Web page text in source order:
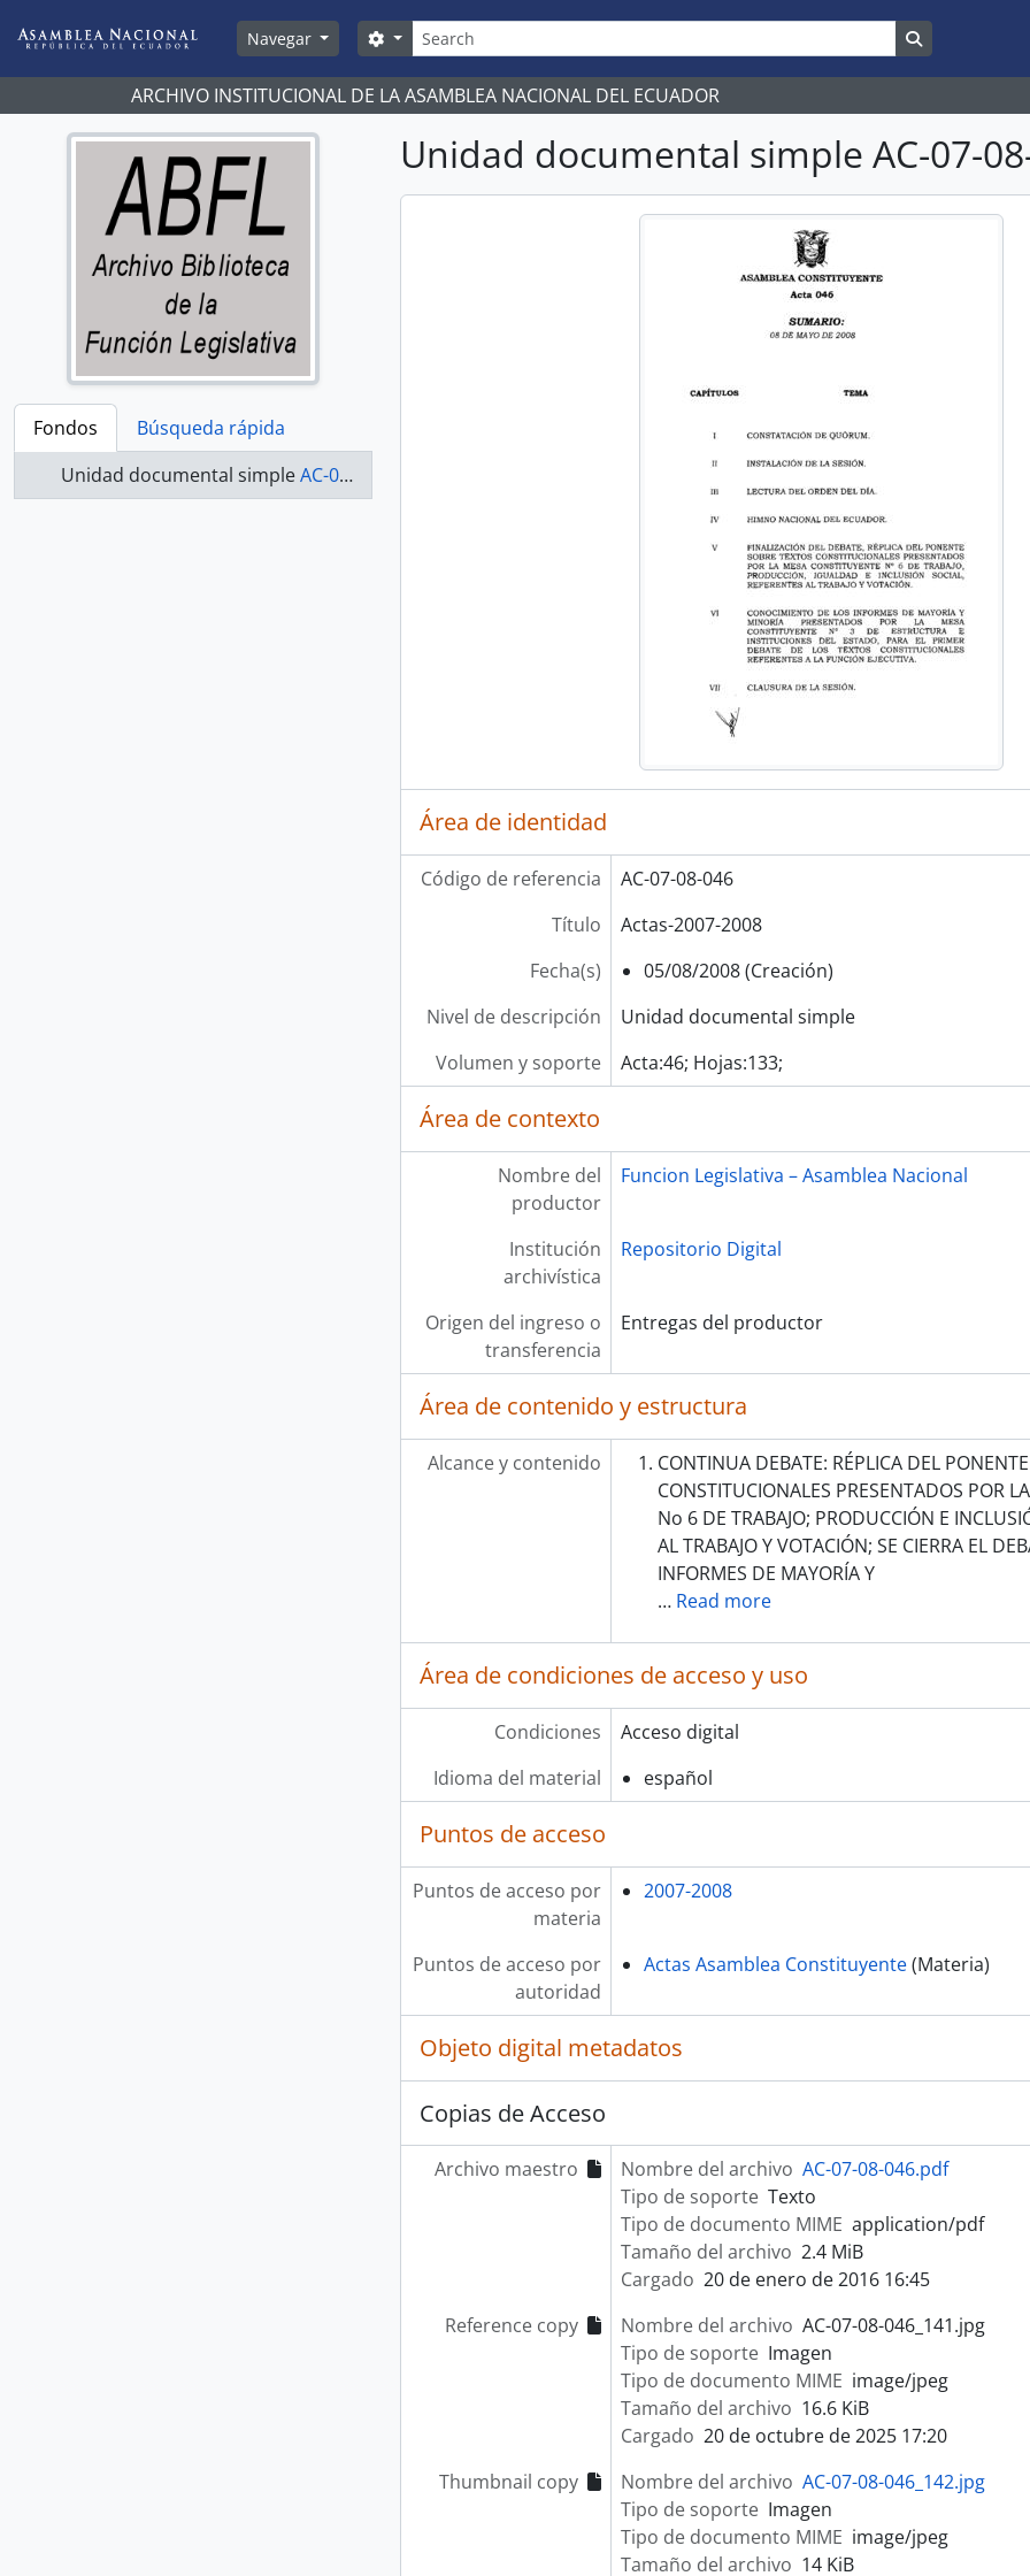
Navegar
Búsqueda
Search options
ARCHIVO INSTITUCIONAL DE LA ASAMBLEA NACIONAL DEL ECUADOR
Fondos
Búsqueda rápida
Unidad documental simpleAC-07-08-046 - Actas-2007-2008
Unidad documental simple AC-07-
Área de identidad
Código de referencia
AC-07-08-046
Título
Actas-2007-2008
Fecha(s)
05/08/2008 (Creación)
Nivel de descripción
Unidad documental simple
Volumen y soporte
Acta:46; Hojas:133;
Área de contexto
Nombre del
productor
Funcion Legislativa – Asamblea Nacional
Institución
archivística
Repositorio Digital
Origen del ingreso o
transferencia
Entregas del productor
Área de contenido y estructura
Alcance y contenido
CONTINUA DEBATE: RÉPLICA DEL
CONSTITUCIONALES PRESENTADOS POR
No 6 DE TRABAJO; PRODUCCIÓN E
AL TRABAJO Y VOTACIÓN; SE CIERRA EL
INFORMES DE MAYORÍA Y
… Read more
Área de condiciones de acceso y uso
Condiciones
Acceso digital
Idioma del material
español
Puntos de acceso
Puntos de acceso por
materia
2007-2008
Puntos de acceso por
autoridad
Actas Asamblea Constituyente(Materia)
Objeto digital metadatos
Copias de Acceso
Archivo maestro Nombre del archivo AC-07-08-046.pdf
Tipo de soporte Texto
Tipo de documento MIME application/pdf
Tamaño del archivo 2.4 MiB
Cargado 20 de enero de 2016 16:45
Reference copy
Nombre del archivo AC-07-08-046_141.jpg
Tipo de soporte Imagen
Tipo de documento MIME image/jpeg
Tamaño del archivo 16.6 KiB
Cargado 20 de octubre de 2025 17:20
Thumbnail copy
Nombre del archivo AC-07-08-046_142.jpg
Tipo de soporte Imagen
Tipo de documento MIME image/jpeg
Tamaño del archivo 14 KiB